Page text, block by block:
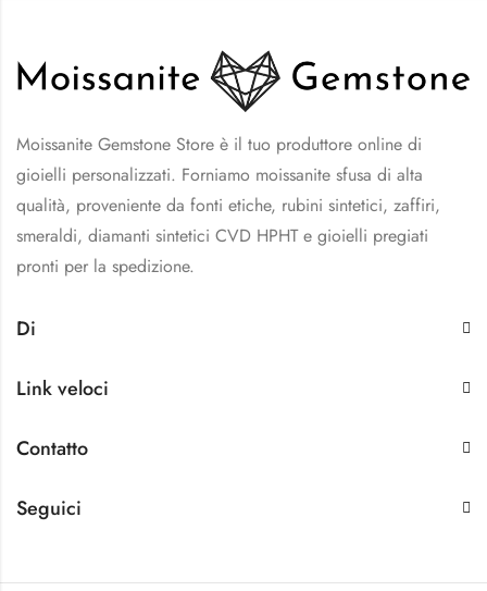
Moissanite Gemstone Store è il tuo produttore online di
gioielli personalizzati. Forniamo moissanite sfusa di alta
qualità, proveniente da fonti etiche, rubini sintetici, zaffiri,
smeraldi, diamanti sintetici CVD HPHT e gioielli pregiati
pronti per la spedizione.
Di
Link veloci
Contatto
Seguici